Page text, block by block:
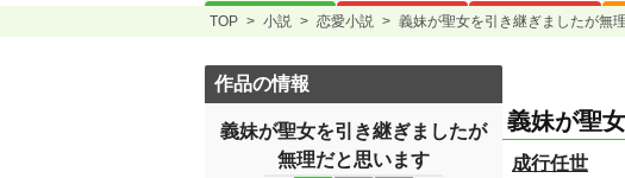
TOP > 小説 > 恋愛小説 > 義妹が聖女を引き継ぎましたが無
義妹が聖
成行任世
作品の情報
義妹が聖女を引き継ぎましたが
無理だと思います